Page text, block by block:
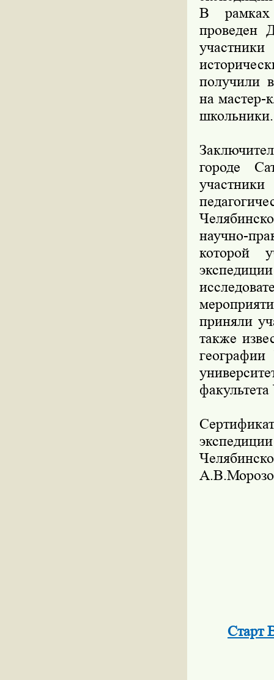
В рамках
проведен
получили
на мастер-
школьники.
городе
научно-
которой
приняли
также
географии
Старт